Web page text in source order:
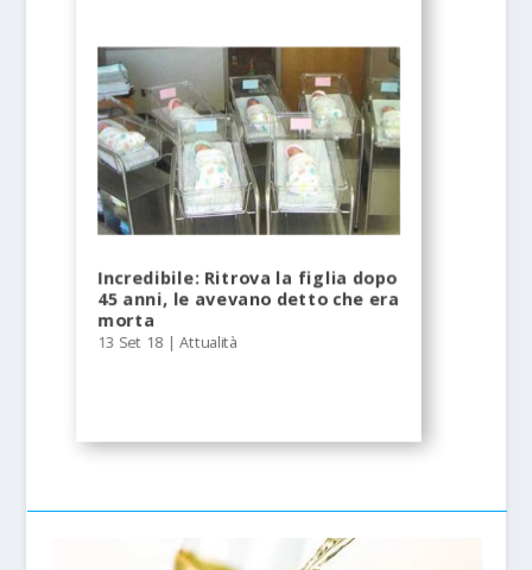
Incredibile: Ritrova la figlia dopo
45 anni, le avevano detto che era
morta
13 Set 18 |Attualità